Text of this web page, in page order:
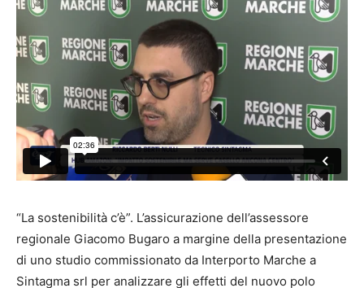
“La sostenibilità c’è”. L’assicurazione dell’assessore
regionale Giacomo Bugaro a margine della presentazione
di uno studio commissionato da Interporto Marche a
Sintagma srl per analizzare gli effetti del nuovo polo